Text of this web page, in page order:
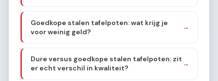
Goedkope stalen tafelpoten: wat krijg je
voor weinig geld?
→
Dure versus goedkope stalen tafelpoten: zit
er echt verschil in kwaliteit?
→